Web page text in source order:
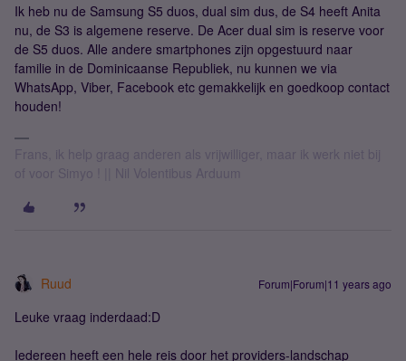
Ik heb nu de Samsung S5 duos, dual sim dus, de S4 heeft Anita
nu, de S3 is algemene reserve. De Acer dual sim is reserve voor
de S5 duos. Alle andere smartphones zijn opgestuurd naar
familie in de Dominicaanse Republiek, nu kunnen we via
WhatsApp, Viber, Facebook etc gemakkelijk en goedkoop contact
houden!
Frans, ik help graag anderen als vrijwilliger, maar ik werk niet bij
of voor Simyo ! || Nil Volentibus Arduum
Ruud Forum|Forum|11 years ago
Leuke vraag inderdaad:D
Iedereen heeft een hele reis door het providers-landschap